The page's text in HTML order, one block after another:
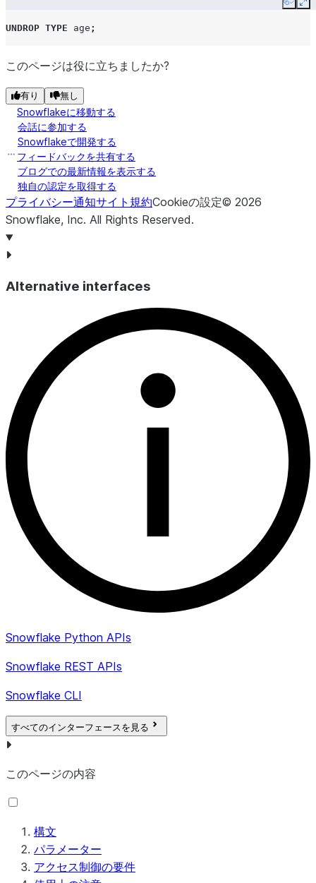
Copy
UNDROP TYPE age ;
このページは役に立ちましたか?
有り 無し
Snowflakeに移動する
会話に参加する
Snowflakeで開発する
フィードバックを共有する
ブログでの最新情報を表示する
独自の認定を取得する
プライバシー通知サイト規約Cookieの設定© 2026
Snowflake, Inc. All Rights Reserved.
Alternative interfaces
Snowflake Python APIs
Snowflake REST APIs
Snowflake CLI
すべてのインターフェースを見る
このページの内容
構文
パラメーター
アクセス制御の要件